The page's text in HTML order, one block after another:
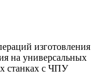
изготовления
на универсальных
станках с ЧПУ